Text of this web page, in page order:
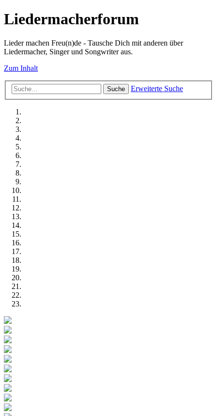
Liedermacherforum
Lieder machen Freu(n)de - Tausche Dich mit anderen über
Liedermacher, Singer und Songwriter aus.
Zum Inhalt
Suche Erweiterte Suche